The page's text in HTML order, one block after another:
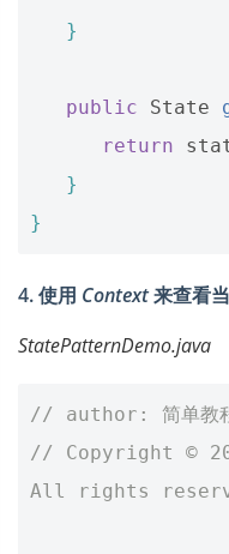
}
public State
return
}
}
4. 使用 Context来查看
StatePatternDemo.java
// author: 简单教
// Copyright ©
All rights